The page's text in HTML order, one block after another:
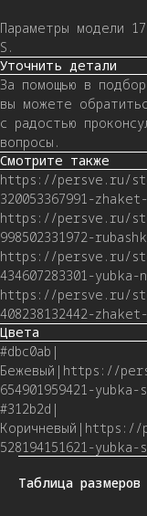
Параметры модели
S.
Уточнить детали
За помощью в
вы можете
с радостью
вопросы.
Смотрите также
https://persve.ru/
320053367991-
https://persve.ru/
998502331972-
https://persve.ru/
434607283301-
https://persve.ru/
408238132442-
Цвета
#dbc0ab|
Бежевый|https://
654901959421-
#312b2d|
528194151621-
Таблица размеров